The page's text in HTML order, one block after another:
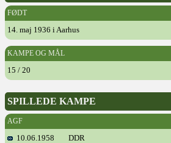
FØDT
14. maj 1936 i Aarhus
KAMPE OG MÅL
15 / 20
SPILLEDE KAMPE
AGF
10.06.1958
DDR